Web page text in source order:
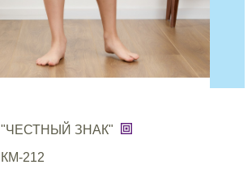
"ЧЕСТНЫЙ ЗНАК"
КМ-212